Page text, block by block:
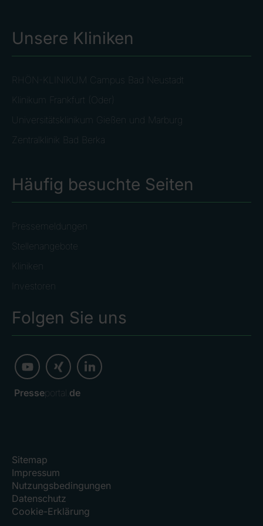
Unsere Kliniken
RHÖN-KLINIKUM Campus Bad Neustadt
Klinikum Frankfurt (Oder)
Universitätsklinikum Gießen und Marburg
Zentralklinik Bad Berka
Häufig besuchte Seiten
Pressemeldungen
Stellenangebote
Kliniken
Investoren
Folgen Sie uns
Presseportal. de
Sitemap
Impressum
Nutzungsbedingungen
Datenschutz
Cookie-Erklärung